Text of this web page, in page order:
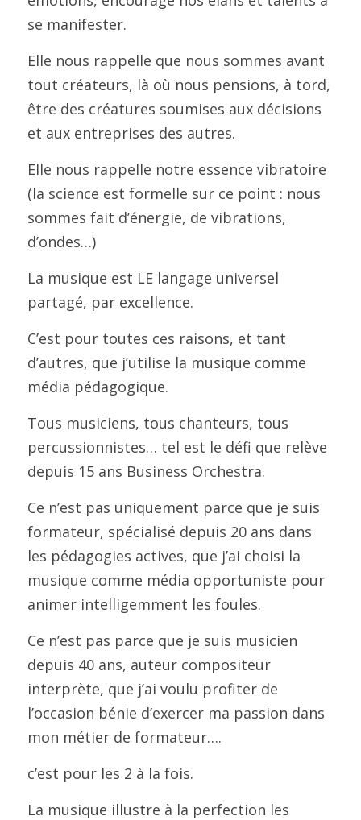
se manifester.
Elle nous rappelle que nous sommes avant
tout créateurs, là où nous pensions, à tord,
être des créatures soumises aux décisions
et aux entreprises des autres.
Elle nous rappelle notre essence vibratoire
(la science est formelle sur ce point : nous
sommes fait d’énergie, de vibrations,
d’ondes…)
La musique est LE langage universel
partagé, par excellence.
C’est pour toutes ces raisons, et tant
d’autres, que j’utilise la musique comme
média pédagogique.
Tous musiciens, tous chanteurs, tous
percussionnistes… tel est le défi que relève
depuis 15 ans Business Orchestra.
Ce n’est pas uniquement parce que je suis
formateur, spécialisé depuis 20 ans dans
les pédagogies actives, que j’ai choisi la
musique comme média opportuniste pour
animer intelligemment les foules.
Ce n’est pas parce que je suis musicien
depuis 40 ans, auteur compositeur
interprète, que j’ai voulu profiter de
l’occasion bénie d’exercer ma passion dans
mon métier de formateur….
c’est pour les 2 à la fois.
La musique illustre à la perfection les